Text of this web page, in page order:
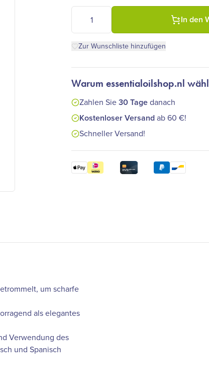
Waterstones Eros & Pleasure (Marco
In den
Zur Wunschliste hinzufügen
Warum essentialoilshop.nl
Zahlen Sie30 Tagedanach
Kostenloser Versandab 60 €!
Schneller Versand!
um scharfe
als elegantes
Verwendung des
und Spanisch